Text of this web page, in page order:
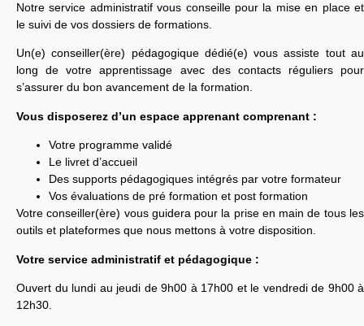
Notre service administratif vous conseille pour la mise en place et
le suivi de vos dossiers de formations.
Un(e) conseiller(ère) pédagogique dédié(e) vous assiste tout au
long de votre apprentissage avec des contacts réguliers pour
s’assurer du bon avancement de la formation.
Vous disposerez d’un espace apprenant comprenant :
Votre programme validé
Le livret d’accueil
Des supports pédagogiques intégrés par votre formateur
Vos évaluations de pré formation et post formation
Votre conseiller(ère) vous guidera pour la prise en main de tous les
outils et plateformes que nous mettons à votre disposition.
Votre service administratif et pédagogique :
Ouvert du lundi au jeudi de 9h00 à 17h00 et le vendredi de 9h00 à
12h30.